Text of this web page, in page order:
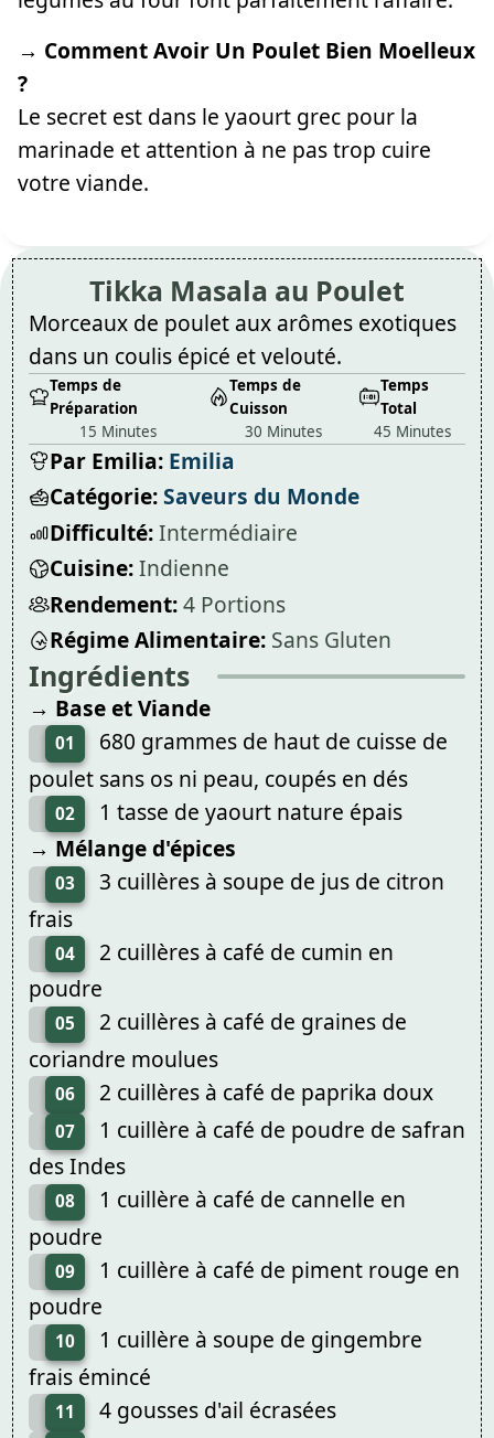
→ Comment Avoir Un Poulet Bien Moelleux
?
Le secret est dans le yaourt grec pour la
marinade et attention à ne pas trop cuire
votre viande.
Tikka Masala au Poulet
Morceaux de poulet aux arômes exotiques
dans un coulis épicé et velouté.
Temps de
Préparation
15 Minutes
Temps de
Cuisson
30 Minutes
Temps
Total
45 Minutes
Par Emilia: Emilia
Catégorie:Saveurs du Monde
Difficulté:Intermédiaire
Cuisine:Indienne
Rendement:4 Portions
Régime Alimentaire: Sans Gluten
Ingrédients
→ Base et Viande
01
680 grammes de haut de cuisse de
poulet sans os ni peau, coupés en dés
02
1 tasse de yaourt nature épais
→ Mélange d'épices
03
3 cuillères à soupe de jus de citron
frais
04
2 cuillères à café de cumin en
poudre
05
2 cuillères à café de graines de
coriandre moulues
06 2 cuillères à café de paprika doux
07
1 cuillère à café de poudre de safran
des Indes
08
1 cuillère à café de cannelle en
poudre
09
1 cuillère à café de piment rouge en
poudre
10
1 cuillère à soupe de gingembre
frais émincé
11 4 gousses d'ail écrasées